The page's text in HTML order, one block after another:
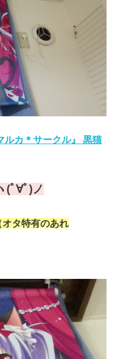
カ＊サークル』 黒猫
(ﾟ∀ﾟ)ノ
タ特有のあれ